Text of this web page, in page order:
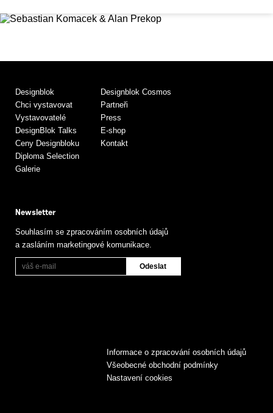
Designblok
Chci vystavovat
Vystavovatelé
DesignBlok Talks
Ceny Designbloku
Diploma Selection
Galerie
Designblok Cosmos
Partneři
Press
E-shop
Kontakt
Newsletter
Souhlasím se zpracováním osobních údajů
a zasláním marketingové komunikace.
Informace o zpracování osobních údajů
Všeobecné obchodní podmínky
Nastavení cookies